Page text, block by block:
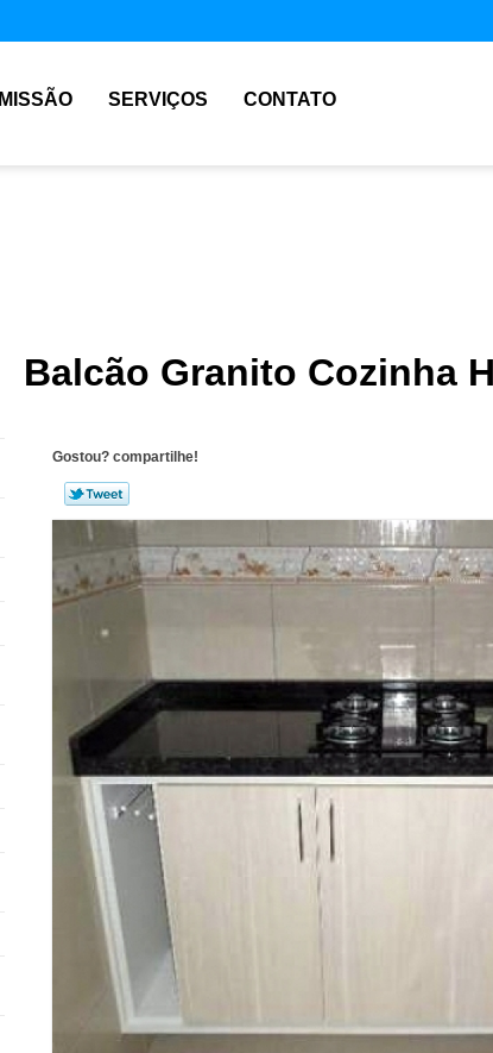
MISSÃO SERVIÇOS CONTATO
Balcão Granito Cozinha
Gostou? compartilhe!